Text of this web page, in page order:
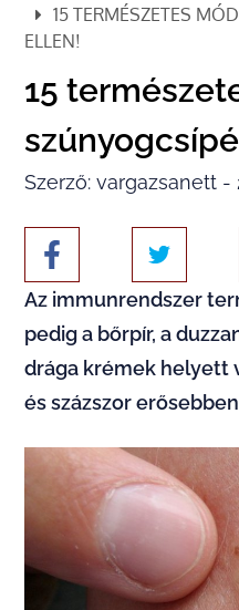
15 TERMÉSZETES
ELLEN!
15
Szerző: vargazsanett -
Az immunrendszer
pedig a bőrpír, a
drága krémek helyett
és százszor